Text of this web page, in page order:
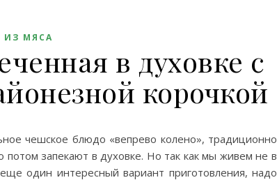
МЯСА
в духовке с
корочкой
чешское блюдо «вепрево колено», традиционно
потом запекают в духовке. Но так как мы живем не в
один интересный вариант приготовления, надо